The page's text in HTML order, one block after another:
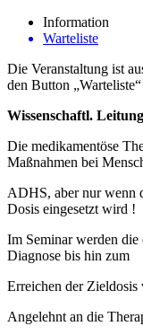
Information
Warteliste
Die Veranstaltung ist
den Button
Wissenschaftl.
Die medikamentöse
Maßnahmen bei
ADHS, aber nur wenn
Dosis eingesetzt wird !
Im Seminar werden die
Diagnose bis hin zum
Erreichen der
Angelehnt an die